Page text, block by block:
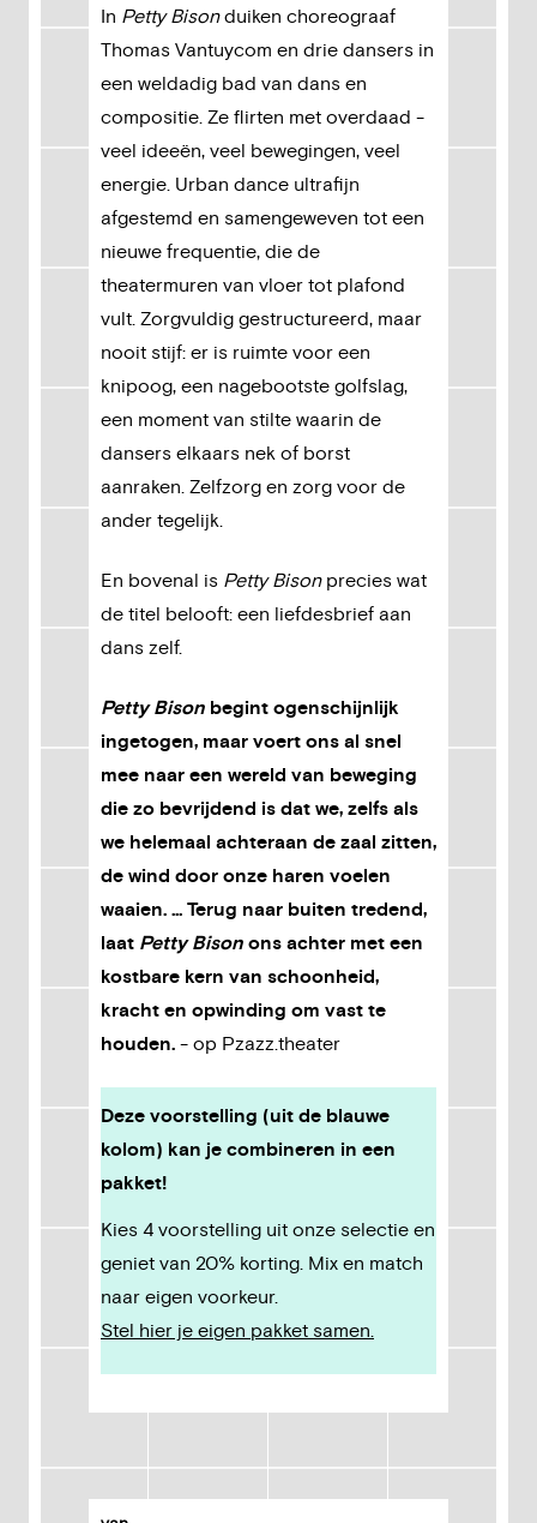
In Petty Bisonduiken choreograaf
Thomas Vantuycom en drie dansers in
een weldadig bad van dans en
compositie. Ze flirten met overdaad -
veel ideeën, veel bewegingen, veel
energie. Urban dance ultrafijn
afgestemd en samengeweven tot een
nieuwe frequentie, die de
theatermuren van vloer tot plafond
vult. Zorgvuldig gestructureerd, maar
nooit stijf: er is ruimte voor een
knipoog, een nagebootste golfslag,
een moment van stilte waarin de
dansers elkaars nek of borst
aanraken. Zelfzorg en zorg voor de
ander tegelijk.
En bovenal is Petty Bisonprecies wat
de titel belooft: een liefdesbrief aan
dans zelf.
Petty Bison begint ogenschijnlijk
ingetogen, maar voert ons al snel
mee naar een wereld van beweging
die zo bevrijdend is dat we, zelfs als
we helemaal achteraan de zaal zitten,
de wind door onze haren voelen
waaien. ... Terug naar buiten tredend,
laat Petty Bison ons achter met een
kostbare kern van schoonheid,
kracht en opwinding om vast te
houden. - op Pzazz.theater
Deze voorstelling (uit de blauwe
kolom) kan je combineren in een
pakket!
Kies 4 voorstelling uit onze selectie en
geniet van 20% korting. Mix en match
naar eigen voorkeur.
Stel hier je eigen pakket samen.